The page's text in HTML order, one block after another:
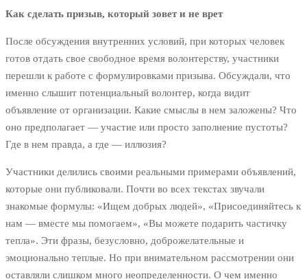
Как сделать призыв, который зовет и не врет
После обсуждения внутренних условий, при которых человек
готов отдать свое свободное время волонтерству, участники
перешли к работе с формулировками призыва. Обсуждали, что
именно слышит потенциальный волонтер, когда видит
объявление от организации. Какие смыслы в нем заложены? Что
оно предполагает — участие или просто заполнение пустоты?
Где в нем правда, а где — иллюзия?
Участники делились своими реальными примерами объявлений,
которые они публиковали. Почти во всех текстах звучали
знакомые формулы: «Ищем добрых людей», «Присоединяйтесь к
нам — вместе мы помогаем», «Вы можете подарить частичку
тепла». Эти фразы, безусловно, доброжелательные и
эмоционально теплые. Но при внимательном рассмотрении они
оставляли слишком много неопределенности. О чем именно